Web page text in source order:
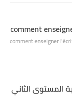
comment
comment enseigner
المستوى الثاني